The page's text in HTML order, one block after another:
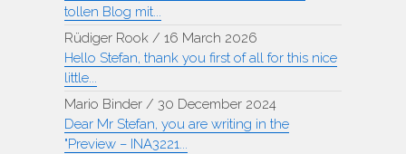
tollen Blog mit...
Rüdiger Rook / 16 March 2026
Hello Stefan, thank you first of all for this nice
little...
Mario Binder / 30 December 2024
Dear Mr Stefan, you are writing in the
"Preview – INA3221...